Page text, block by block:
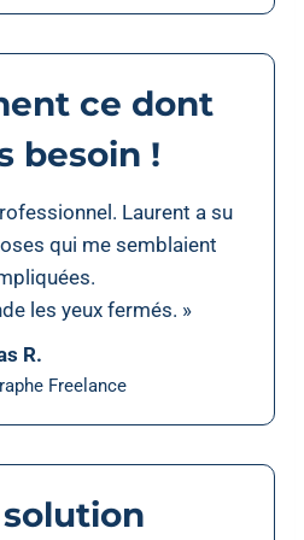
ce dont
besoin !
Laurent a su
qui me semblaient
les yeux fermés. »
R.
Freelance